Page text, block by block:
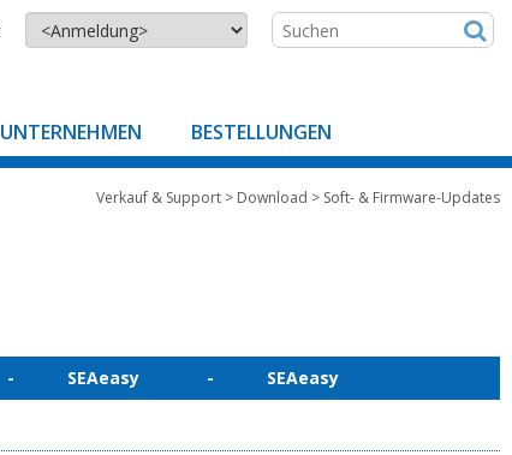
UNTERNEHMEN BESTELLUNGEN
Verkauf & Support > Download > Soft- & Firmware-Updates
- SEAeasy